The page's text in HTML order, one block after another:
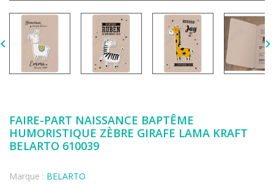
FAIRE-PART NAISSANCE BAPTÊME
HUMORISTIQUE ZÈBRE GIRAFE LAMA KRAFT
BELARTO 610039
Marque : BELARTO